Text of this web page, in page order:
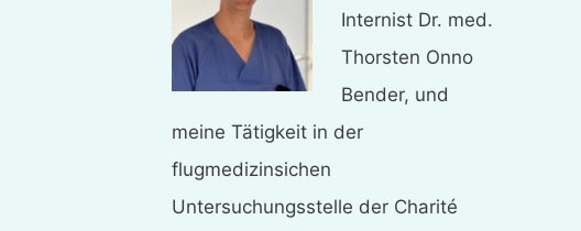
Internist Dr. med.
Thorsten Onno
Bender, und
meine Tätigkeit in der
flugmedizinsichen
Untersuchungsstelle der Charité